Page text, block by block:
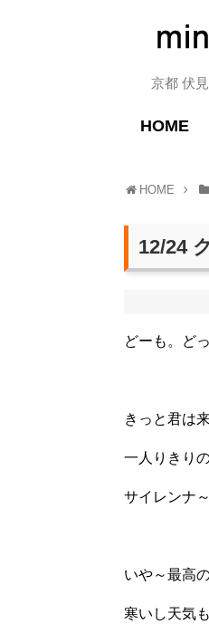
京都 伏
HOME
HOME
12/24
どーも。ど
きっと君は
一人りきり
サイレンナ
いや～最高
寒いし天気